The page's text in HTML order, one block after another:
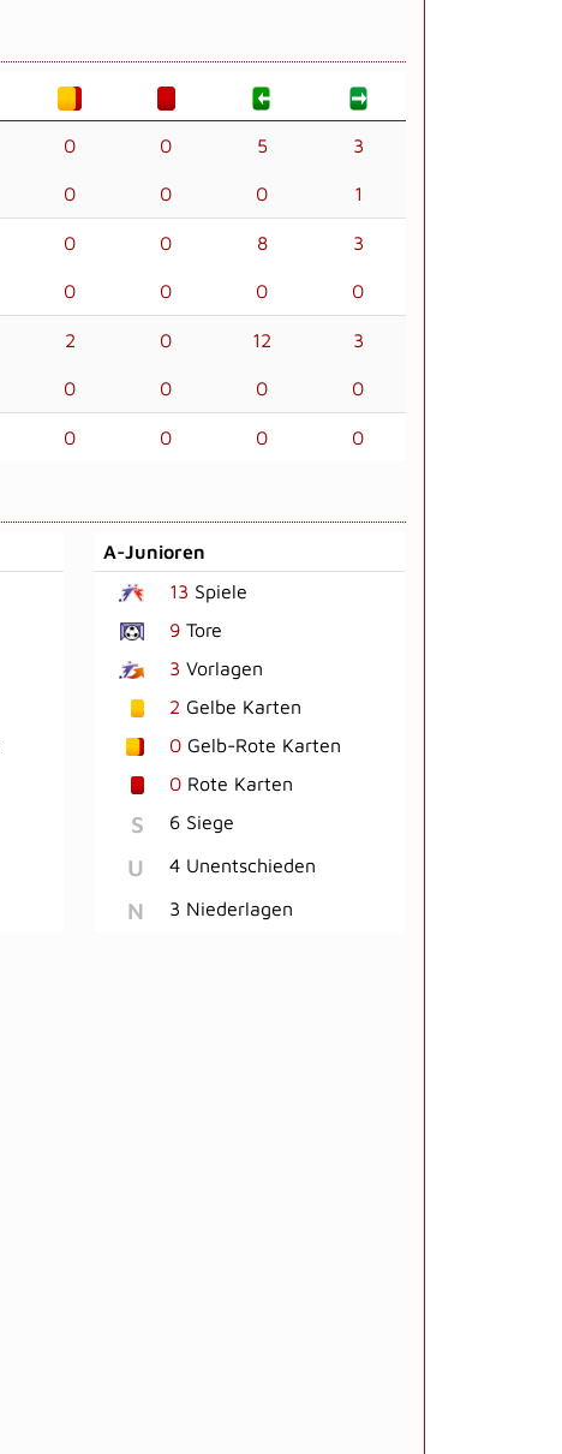
0 0 5 3
0 0 0 1
0 0 8 3
0 0 0 0
2 0 12 3
0 0 0 0
0 0 0 0
A-Junioren
13 Spiele
9Tore
3 Vorlagen
2 Gelbe Karten
0Gelb-Rote Karten
0Rote Karten
S 6 Siege
U 4 Unentschieden
N 3 Niederlagen